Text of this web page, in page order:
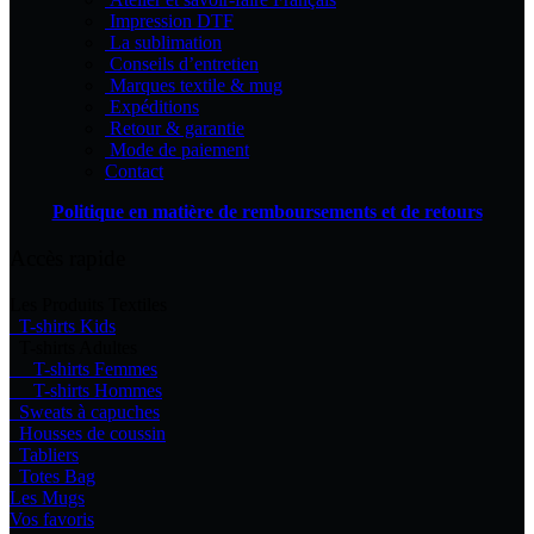
produit
Impression DTF
La sublimation
Conseils d’entretien
Marques textile & mug
Expéditions
Retour & garantie
Mode de paiement
Contact
Politique en matière de remboursements et de retours
T-shirts Kids
T-shirts Femmes
T-shirts Hommes
Sweats à capuches
Housses de coussin
Tabliers
Totes Bag
Les Mugs
Vos favoris